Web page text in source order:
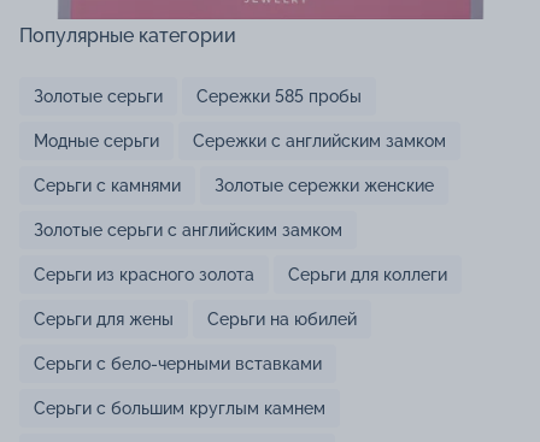
Популярные категории
Золотые серьги Сережки 585 пробы
Модные серьги Сережки с английским замком
Серьги с камнями Золотые сережки женские
Золотые серьги с английским замком
Серьги из красного золота Серьги для коллеги
Серьги для жены Серьги на юбилей
Серьги с бело-черными вставками
Серьги с большим круглым камнем